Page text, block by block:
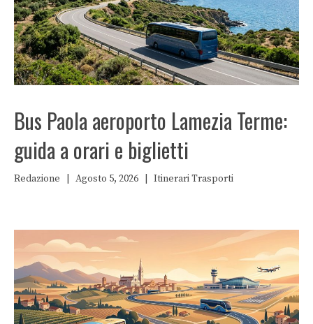
Bus Paola aeroporto Lamezia Terme:
guida a orari e biglietti
Redazione Agosto 5, 2026 ItinerariTrasporti